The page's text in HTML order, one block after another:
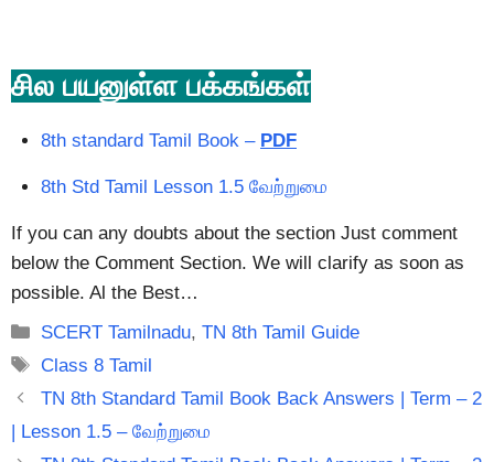
சில பயனுள்ள பக்கங்கள்
8th standard Tamil Book – PDF
8th Std Tamil Lesson 1.5 வேற்றுமை
If you can any doubts about the section Just comment
below the Comment Section. We will clarify as soon as
possible. Al the Best…
Categories
SCERT Tamilnadu,TN 8th Tamil Guide
Tags
Class 8 Tamil
TN 8th Standard Tamil Book Back Answers | Term – 2
| Lesson 1.5 – வேற்றுமை